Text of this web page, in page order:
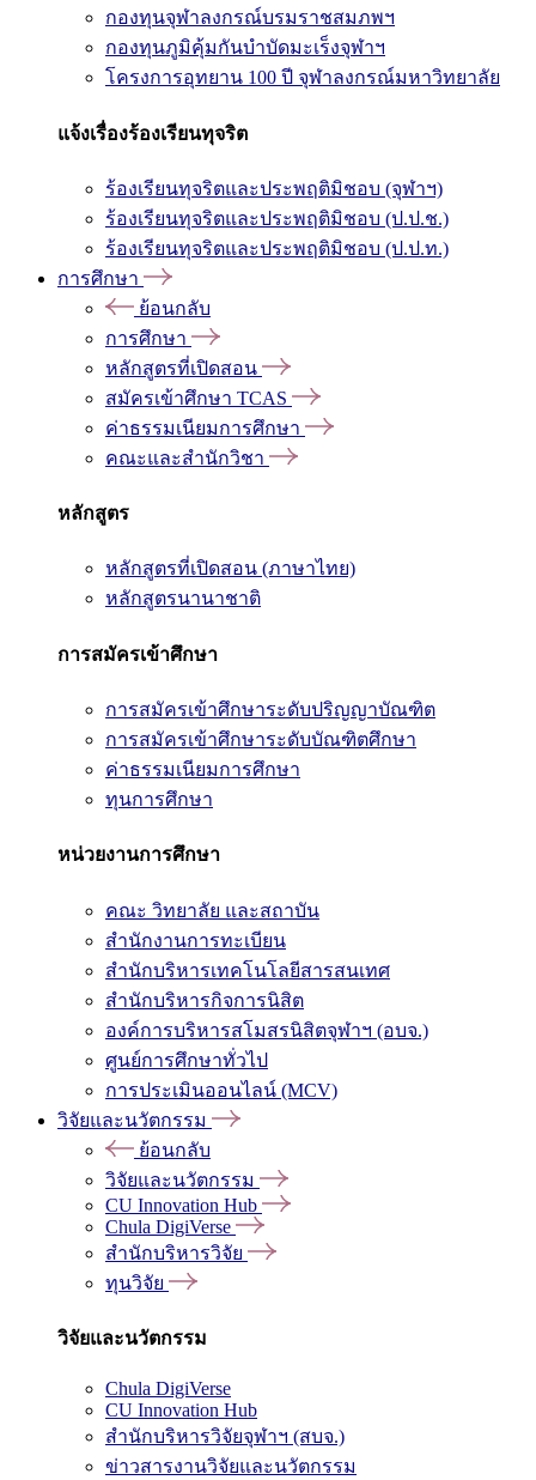
กองทุนจุฬาลงกรณ์บรมราชสมภพฯ
กองทุนภูมิคุ้มกันบำบัดมะเร็งจุฬาฯ
โครงการอุทยาน 100 ปี จุฬาลงกรณ์มหาวิทยาลัย
แจ้งเรื่องร้องเรียนทุจริต
ร้องเรียนทุจริตและประพฤติมิชอบ (จุฬาฯ)
ร้องเรียนทุจริตและประพฤติมิชอบ (ป.ป.ช.)
ร้องเรียนทุจริตและประพฤติมิชอบ (ป.ป.ท.)
การศึกษา
ย้อนกลับ
การศึกษา
หลักสูตรที่เปิดสอน
สมัครเข้าศึกษา TCAS
ค่าธรรมเนียมการศึกษา
คณะและสำนักวิชา
หลักสูตร
หลักสูตรที่เปิดสอน (ภาษาไทย)
หลักสูตรนานาชาติ
การสมัครเข้าศึกษา
การสมัครเข้าศึกษาระดับปริญญาบัณฑิต
การสมัครเข้าศึกษาระดับบัณฑิตศึกษา
ค่าธรรมเนียมการศึกษา
ทุนการศึกษา
หน่วยงานการศึกษา
คณะ วิทยาลัย และสถาบัน
สำนักงานการทะเบียน
สำนักบริหารเทคโนโลยีสารสนเทศ
สำนักบริหารกิจการนิสิต
องค์การบริหารสโมสรนิสิตจุฬาฯ (อบจ.)
ศูนย์การศึกษาทั่วไป
การประเมินออนไลน์ (MCV)
วิจัยและนวัตกรรม
ย้อนกลับ
วิจัยและนวัตกรรม
CU Innovation Hub
Chula DigiVerse
สำนักบริหารวิจัย
ทุนวิจัย
วิจัยและนวัตกรรม
Chula DigiVerse
CU Innovation Hub
สำนักบริหารวิจัยจุฬาฯ (สบจ.)
ข่าวสารงานวิจัยและนวัตกรรม